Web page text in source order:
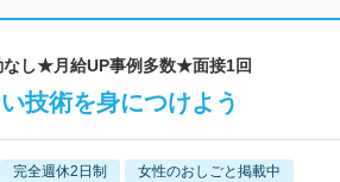
なし★月給UP事例多数★面接1回
技術を身につけよう
完全週休2日制 女性のおしごと掲載中